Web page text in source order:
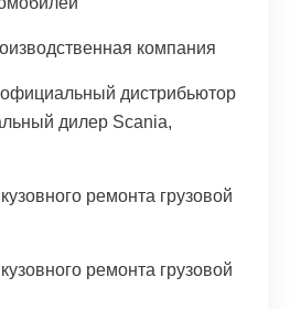
компания
дистрибьютор
дилер Scania,
ремонта грузовой
ремонта грузовой